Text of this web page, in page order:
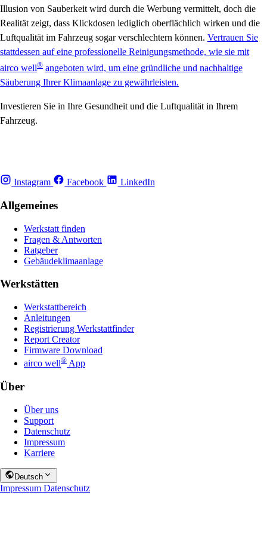
Illusion von Sauberkeit wird durch die Werbung vermittelt, doch die
Realität zeigt, dass Klickdosen lediglich oberflächlich wirken und die
Luftqualität im Fahrzeug sogar verschlechtern können. Vertrauen Sie
stattdessen auf eine professionelle Reinigungsmethode, wie sie mit
airco well® angeboten wird, um eine gründliche und nachhaltige
Säuberung Ihrer Klimaanlage zu gewährleisten.
Investieren Sie in Ihre Gesundheit und die Luftqualität in Ihrem
Fahrzeug.
Instagram Facebook LinkedIn
Allgemeines
Werkstatt finden
Fragen & Antworten
Ratgeber
Gebäudeklimaanlage
Werkstätten
Werkstattbereich
Anleitungen
Registrierung Werkstattfinder
Report Creator
Firmware Download
airco well® App
Über
Über uns
Support
Datenschutz
Impressum
Karriere
Deutsch
Impressum Datenschutz